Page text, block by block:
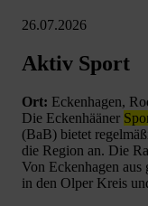
26.07.2026
Aktiv Sport
Ort: Eckenhagen,
Die Eckenhääner
(BaB) bietet
die Region an. Die
Von Eckenhagen aus
in den Olper Kreis